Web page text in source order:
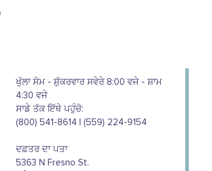
ਖੁੱਲਾ ਸੋਮ - ਸ਼ੁੱਕਰਵਾਰ ਸਵੇਰੇ 8:00 ਵਜੇ - ਸ਼ਾਮ
4:30 ਵਜੇ
ਸਾਡੇ ਤੱਕ ਇੱਥੇ ਪਹੁੰਚੋ:
(800) 541-8614 | (559) 224-9154
ਦਫ਼ਤਰ ਦਾ ਪਤਾ
5363 N Fresno St.